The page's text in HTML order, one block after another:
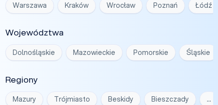
Warszawa Kraków Wrocław Poznań Łódź
Województwa
Dolnośląskie Mazowieckie Pomorskie Śląskie
Regiony
Mazury Trójmiasto Beskidy Bieszczady …